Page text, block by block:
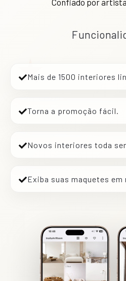
Confiado por
Mais de 1500 interiores
Torna a promoção fácil.
Novos interiores toda
Exiba suas maquetes